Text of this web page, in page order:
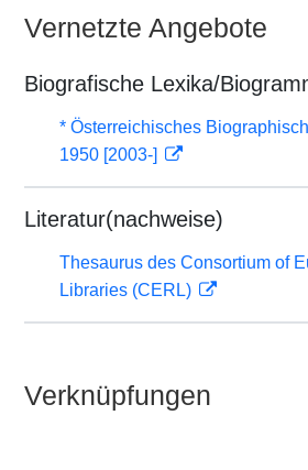
Vernetzte Angebote
Biografische Lexika/
* Österreichisches
1950 [2003-]
Literatur(nachweise)
Thesaurus des Consortium of
Libraries (CERL)
Verknüpfungen